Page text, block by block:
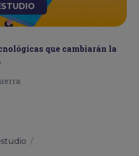
que cambiarán la
/